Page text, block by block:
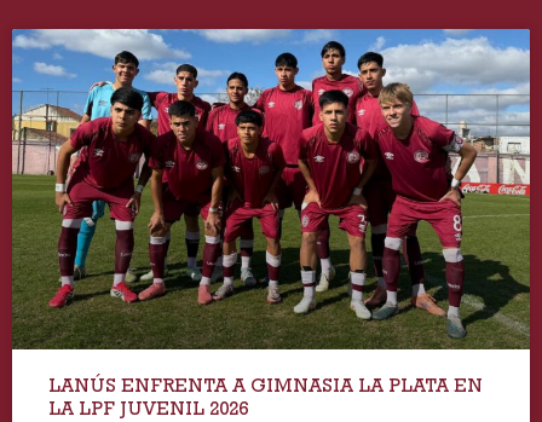
LANÚS ENFRENTA A GIMNASIA LA PLATA EN
LA LPF JUVENIL 2026